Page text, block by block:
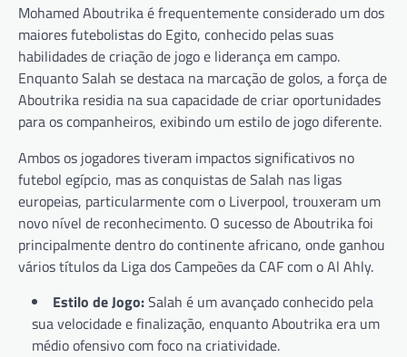
Mohamed Aboutrika é frequentemente considerado um dos
maiores futebolistas do Egito, conhecido pelas suas
habilidades de criação de jogo e liderança em campo.
Enquanto Salah se destaca na marcação de golos, a força de
Aboutrika residia na sua capacidade de criar oportunidades
para os companheiros, exibindo um estilo de jogo diferente.
Ambos os jogadores tiveram impactos significativos no
futebol egípcio, mas as conquistas de Salah nas ligas
europeias, particularmente com o Liverpool, trouxeram um
novo nível de reconhecimento. O sucesso de Aboutrika foi
principalmente dentro do continente africano, onde ganhou
vários títulos da Liga dos Campeões da CAF com o Al Ahly.
Estilo de Jogo:Salah é um avançado conhecido pela
sua velocidade e finalização, enquanto Aboutrika era um
médio ofensivo com foco na criatividade.